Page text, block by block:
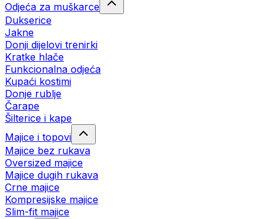
Odjeća za muškarce
Dukserice
Jakne
Donji dijelovi trenirki
Kratke hlače
Funkcionalna odjeća
Kupaći kostimi
Donje rublje
Čarape
Šilterice i kape
Majice i topovi
Majice bez rukava
Oversized majice
Majice dugih rukava
Crne majice
Kompresijske majice
Slim-fit majice